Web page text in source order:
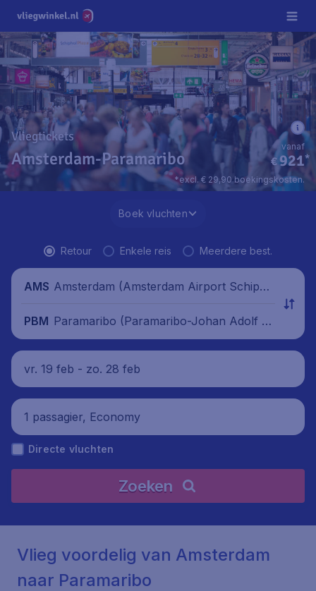
Vliegtickets
Amsterdam-Paramaribo €921*
vanaf
*excl. € 29,90 boekingskosten.
Boek vluchten
Retour Enkele reis Meerdere best.
AMS Amsterdam (Amsterdam Airport Schipho
PBM Paramaribo (Paramaribo-Johan Adolf P
engel Luchthaven), Suriname
vr. 19 feb - zo. 28 feb
1 passagier, Economy
Directe vluchten
Zoeken
Vlieg voordelig van Amsterdam
naar Paramaribo